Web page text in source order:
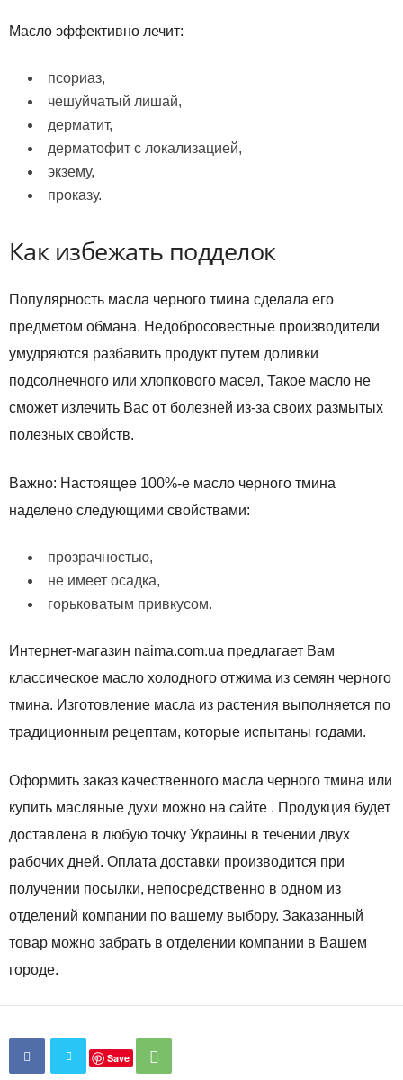
Масло эффективно лечит:
псориаз,
чешуйчатый лишай,
дерматит,
дерматофит с локализацией,
экзему,
проказу.
Как избежать подделок
Популярность масла черного тмина сделала его
предметом обмана. Недобросовестные производители
умудряются разбавить продукт путем доливки
подсолнечного или хлопкового масел, Такое масло не
сможет излечить Вас от болезней из-за своих размытых
полезных свойств.
Важно: Настоящее 100%-е масло черного тмина
наделено следующими свойствами:
прозрачностью,
не имеет осадка,
горьковатым привкусом.
Интернет-магазин naima.com.ua предлагает Вам
классическое масло холодного отжима из семян черного
тмина. Изготовление масла из растения выполняется по
традиционным рецептам, которые испытаны годами.
Оформить заказ качественного масла черного тмина или
купить масляные духи можно на сайте . Продукция будет
доставлена в любую точку Украины в течении двух
рабочих дней. Оплата доставки производится при
получении посылки, непосредственно в одном из
отделений компании по вашему выбору. Заказанный
товар можно забрать в отделении компании в Вашем
городе.
Save